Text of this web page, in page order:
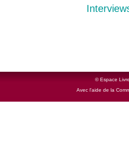
© Espace
Avec l'aide de la